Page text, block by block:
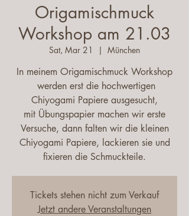
Origamischmuck
Workshop am 21.03
Sat, Mar 21
  |
München
In meinem Origamischmuck Workshop
werden erst die hochwertigen
Chiyogami Papiere ausgesucht,
mit Übungspapier machen wir erste
Versuche, dann falten wir die kleinen
Chiyogami Papiere, lackieren sie und
fixieren die Schmuckteile.
Tickets stehen nicht zum Verkauf
Jetzt andere Veranstaltungen